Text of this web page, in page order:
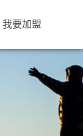
我要加盟